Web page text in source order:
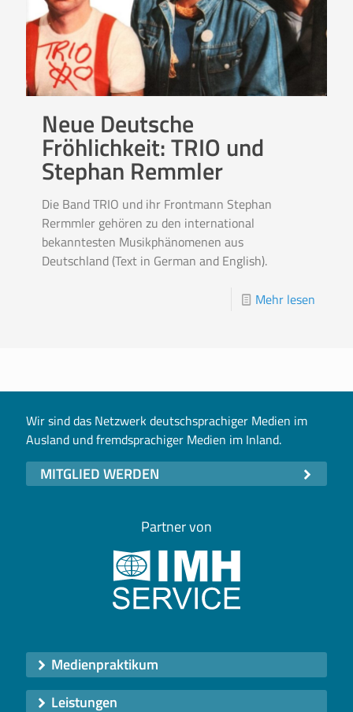
Neue Deutsche
Fröhlichkeit: TRIO und
Stephan Remmler
Die Band TRIO und ihr Frontmann Stephan
Rermmler gehören zu den international
bekanntesten Musikphänomenen aus
Deutschland (Text in German and English).
Mehr lesen
Wir sind das Netzwerk deutschsprachiger Medien im
Ausland und fremdsprachiger Medien im Inland.
MITGLIED WERDEN
Partner von
Medienpraktikum
Leistungen